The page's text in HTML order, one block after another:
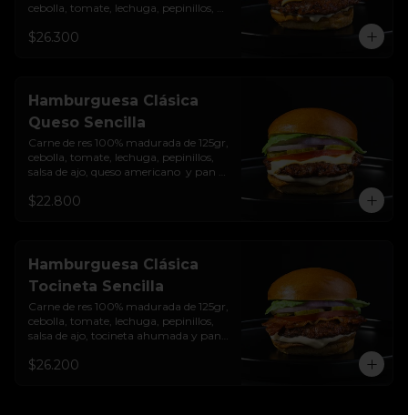
cebolla, tomate, lechuga, pepinillos,
$26.300
Hamburguesa Clásica
Queso Sencilla
Carne de res 100% madurada de 125gr,
cebolla, tomate, lechuga, pepinillos,
salsa de ajo, queso americano  y pan
$22.800
Hamburguesa Clásica
Tocineta Sencilla
Carne de res 100% madurada de 125gr,
cebolla, tomate, lechuga, pepinillos,
salsa de ajo, tocineta ahumada y pan
$26.200